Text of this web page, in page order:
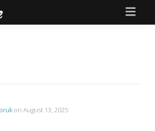
on August 13, 2025